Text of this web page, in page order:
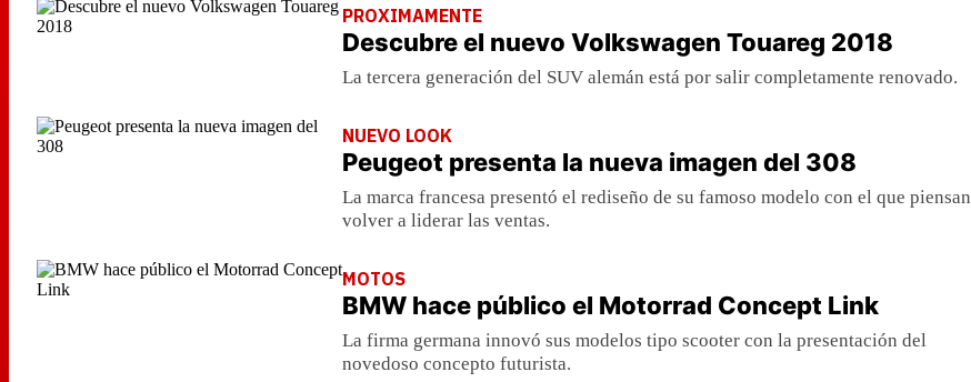
PROXIMAMENTE
Descubre el nuevo Volkswagen Touareg 2018
La tercera generación del SUV alemán está por salir completamente renovado.
NUEVO LOOK
Peugeot presenta la nueva imagen del 308
La marca francesa presentó el rediseño de su famoso modelo con el que piensan
volver a liderar las ventas.
MOTOS
BMW hace público el Motorrad Concept Link
La firma germana innovó sus modelos tipo scooter con la presentación del
novedoso concepto futurista.